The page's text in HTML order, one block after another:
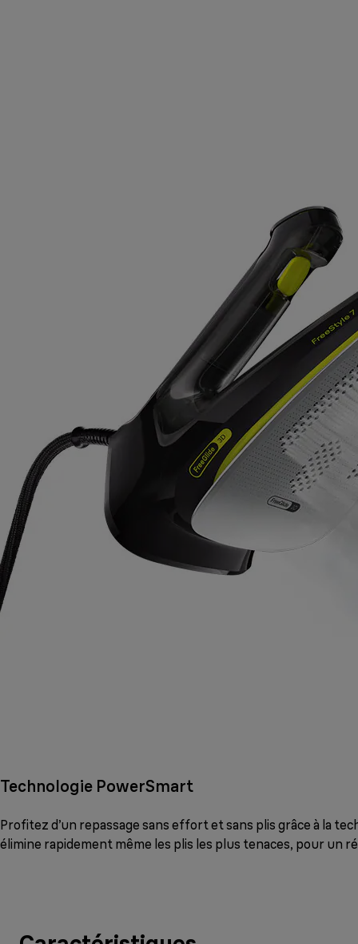
Technologie PowerSmart
Profitez d’un repassage sans effort et sans plis grâce à la
élimine rapidement même les plis les plus tenaces, pour un